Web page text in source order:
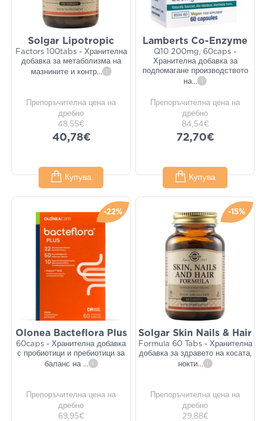
Solgar Lipotropic
Factors 100tabs - Хранителна
добавка за метаболизма на
мазнините и контр... i
Препоръчителна цена на
дребно
48,55€
40,78€
Купува
Lamberts Co-Enzyme
Q10 200mg, 60caps -
Хранителна добавка за
подпомагане производството
на... i
Препоръчителна цена на
дребно
84,54€
72,70€
Купува
-22%
Olonea Bacteflora Plus
60caps - Хранителна добавка
с пробиотици и пребиотици за
баланс на ... i
Препоръчителна цена на
дребно
69,95€
-15%
Solgar Skin Nails & Hair
Formula 60 Tabs - Хранителна
добавка за здравето на косата,
нокти... i
Препоръчителна цена на
дребно
29,88€